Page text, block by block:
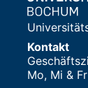
Kontakt
Mo, Mi &